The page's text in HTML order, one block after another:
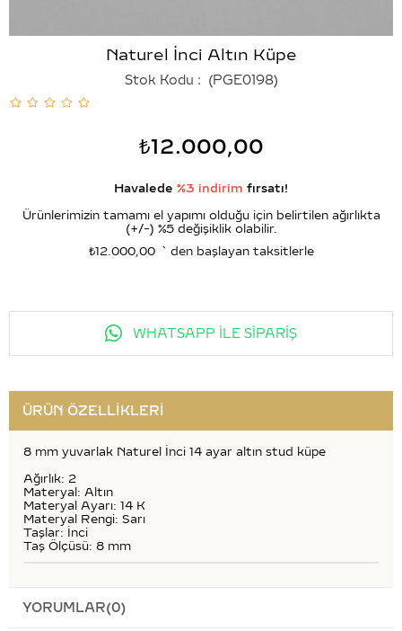
Naturel İnci Altın Küpe
Stok Kodu (PGE0198)
₺12.000,00
Havalede %3 indirim fırsatı!
Ürünlerimizin tamamı el yapımı olduğu için belirtilen ağırlıkta
(+/-) %5 değişiklik olabilir.
₺12.000,00 `den başlayan taksitlerle
WHATSAPP İLE SİPARİŞ
ÜRÜN ÖZELLIKLERI
8 mm yuvarlak Naturel İnci 14 ayar altın stud küpe
Ağırlık: 2
Materyal: Altın
Materyal Ayarı: 14 K
Materyal Rengi: Sarı
Taşlar: İnci
Taş Ölçüsü: 8 mm
YORUMLAR(0)